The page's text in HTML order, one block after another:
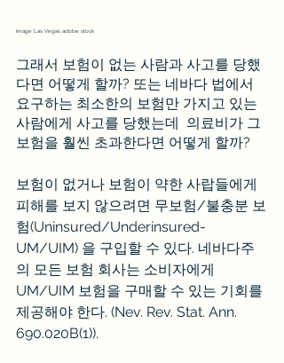
image Las Vegas adobe stock
그래서 보험이 없는 사람과 사고를 당했
다면 어떻게 할까? 또는 네바다 법에서
요구하는 최소한의 보험만 가지고 있는
사람에게 사고를 당했는데  의료비가 그
보험을 훨씬 초과한다면 어떻게 할까?
보험이 없거나 보험이 약한 사랍들에게
피해를 보지 않으려면 무보험/불충분 보
험(Uninsured/Underinsured-
UM/UIM) 을 구입할 수 있다. 네바다주
의 모든 보험 회사는 소비자에게
UM/UIM 보험을 구매할 수 있는 기회를
제공해야 한다. (Nev. Rev. Stat. Ann.
690.020B(1)).